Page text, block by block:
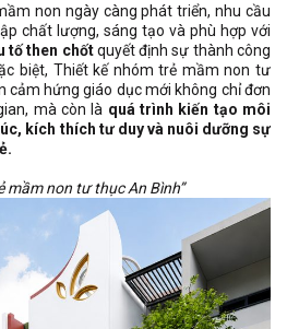
non ngày càng phát triển, nhu cầu
chất lượng, sáng tạo và phù hợp với
tố then chốtquyết định sự thành công
biệt, Thiết kế nhóm trẻ mầm non tư
cảm hứng giáo dục mới không chỉ đơn
mà còn là quá trình kiến tạo môi
kích thích tư duy và nuôi dưỡng sự
mầm non tư thục An Bình”